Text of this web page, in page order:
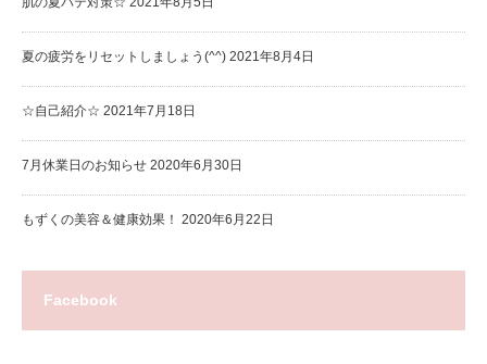
夏の疲労をリセットしましょう(^^) 2021年8月4日
☆自己紹介☆ 2021年7月18日
7月休業日のお知らせ 2020年6月30日
もずくの美容＆健康効果！ 2020年6月22日
Facebook